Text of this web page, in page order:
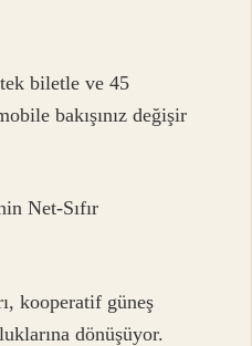
biletle ve 45
bakışınız değişir
Net-Sıfır
kooperatif güneş
dönüşüyor.